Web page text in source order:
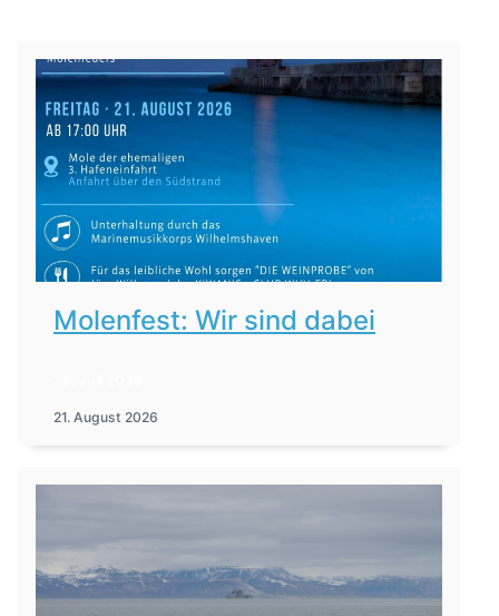
Molenfest: Wir sind dabei
21. August 2026